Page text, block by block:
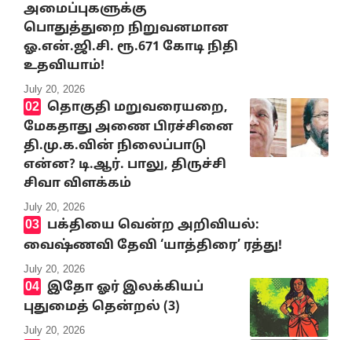
அமைப்புகளுக்கு
பொதுத்துறை நிறுவனமான
ஓ.என்.ஜி.சி. ரூ.671 கோடி நிதி
உதவியாம்!
July 20, 2026
தொகுதி மறுவரையறை,
மேகதாது அணை பிரச்சினை
தி.மு.க.வின் நிலைப்பாடு
என்ன? டி.ஆர். பாலு, திருச்சி
சிவா விளக்கம்
July 20, 2026
பக்தியை வென்ற அறிவியல்:
வைஷ்ணவி தேவி ‘யாத்திரை’ ரத்து!
July 20, 2026
இதோ ஓர் இலக்கியப்
புதுமைத் தென்றல் (3)
July 20, 2026